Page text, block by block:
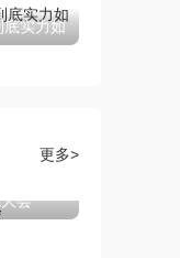
不做选
更多>